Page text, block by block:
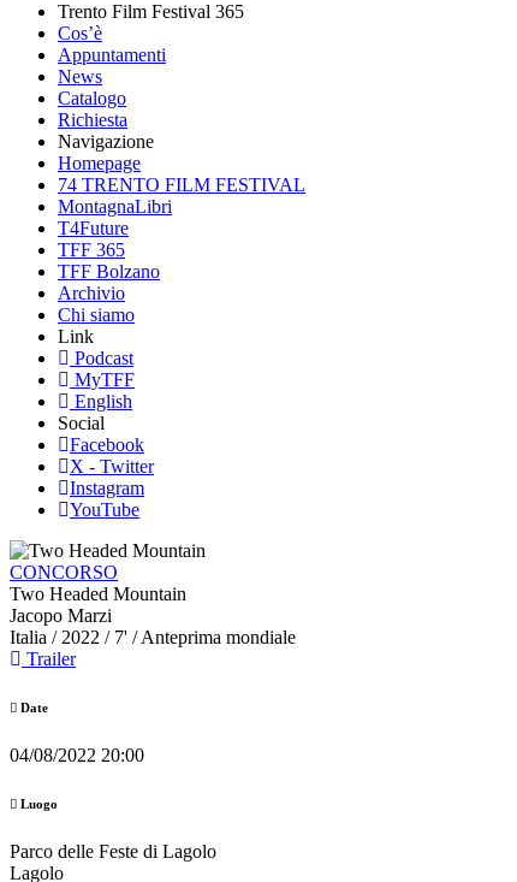
Trento Film Festival 365
Cos’è
Appuntamenti
News
Catalogo
Richiesta
Navigazione
Homepage
74 TRENTO FILM FESTIVAL
MontagnaLibri
T4Future
TFF 365
TFF Bolzano
Archivio
Chi siamo
Link
Podcast
MyTFF
English
Social
Facebook
X - Twitter
Instagram
YouTube
CONCORSO
Two Headed Mountain
Jacopo Marzi
Italia / 2022 / 7' / Anteprima mondiale
Trailer
Date
04/08/2022 20:00
Luogo
Parco delle Feste di Lagolo
Lagolo